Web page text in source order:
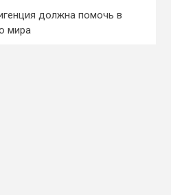
должна помочь в
мира